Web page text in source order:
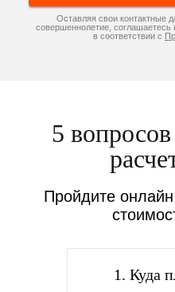
Оставляя свои контактные
совершеннолетие,
в соответствии с
5
Пройдите онлайн
1. Куда